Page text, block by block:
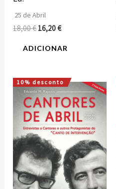
25 de Abril
18,00€ 16,20€
ADICIONAR
10% desconto
O
preço
original
era:
8,00 €.
O
preço
atual
é:
7,20 €.